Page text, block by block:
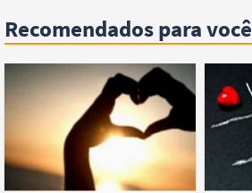
Recomendados para você